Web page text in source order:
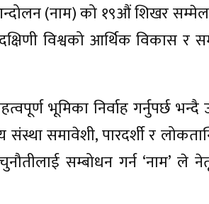
(नाम) को १९औं शिखर
विश्वको आर्थिक विकास र
भूमिका निर्वाह गर्नुपर्छ
समावेशी, पारदर्शी र
सम्बोधन गर्न ‘नाम’ ले